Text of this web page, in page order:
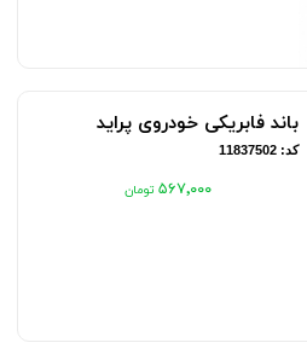
باند فابریکی خودروی پراید
کد: 11837502
۵۶۷٬۰۰۰